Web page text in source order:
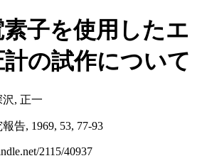
子を使用したエ
の試作について
, 正一
告, 1969, 53, 77-93
2115/40937